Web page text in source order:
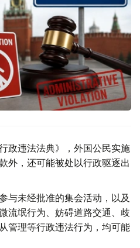
政违法法典》，外国公民实施
外，还可能被处以行政驱逐出
与未经批准的集会活动，以及
流氓行为、妨碍道路交通、歧
管理等行政违法行为，均可能